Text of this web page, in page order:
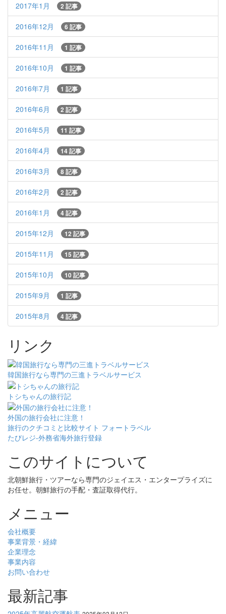
2017年1月 2 記事
2016年12月 6 記事
2016年11月 1 記事
2016年10月 1 記事
2016年7月 1 記事
2016年6月 2 記事
2016年5月 11 記事
2016年4月 14 記事
2016年3月 8 記事
2016年2月 2 記事
2016年1月 4 記事
2015年12月 12 記事
2015年11月 15 記事
2015年10月 10 記事
2015年9月 1 記事
2015年8月 4 記事
リンク
韓国旅行なら専門の三進トラベルサービス
トシちゃんの旅行記
外国の旅行会社に注意！
旅行のクチコミと比較サイト フォートラベル
たびレジ-外務省海外旅行登録
このサイトについて
北朝鮮旅行・ツアーなら専門のジェイエス・エンタープライズに
お任せ。朝鮮旅行の手配・査証取得代行。
メニュー
会社概要
事業背景・経緯
企業理念
事業内容
お問い合わせ
最新記事